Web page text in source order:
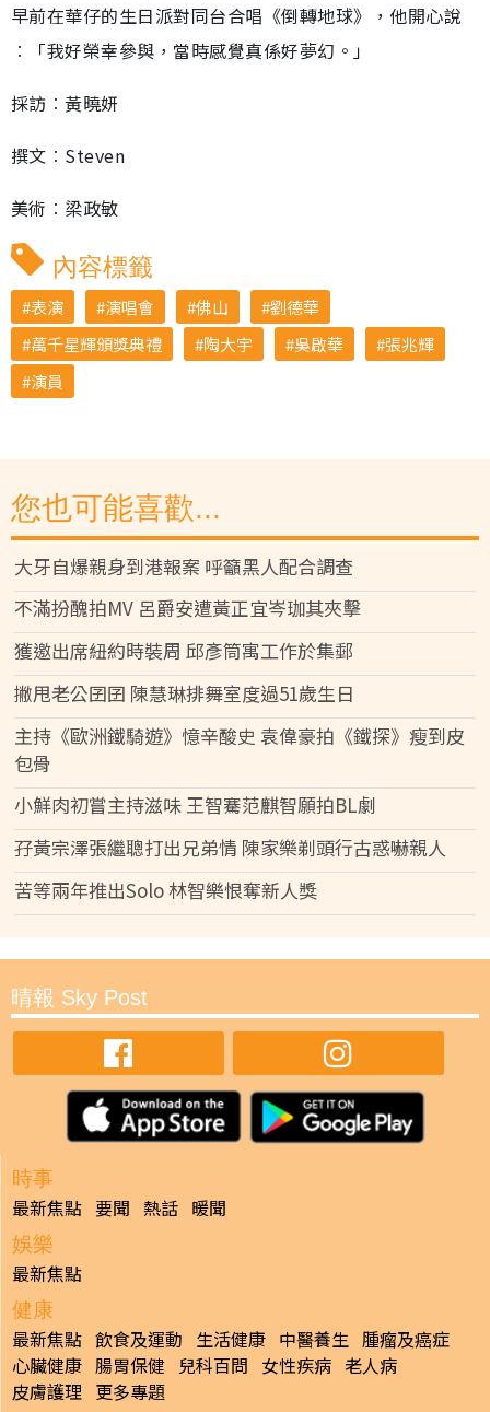
早前在華仔的生日派對同台合唱《倒轉地球》，他開心說
︰「我好榮幸參與，當時感覺真係好夢幻。」
採訪︰黃曉妍
撰文︰Steven
美術︰梁政敏
內容標籤
表演 演唱會 佛山
劉德華
萬千星輝頒獎典禮
陶大宇 吳啟華
張兆輝
演員
您也可能喜歡...
大牙自爆親身到港報案 呼籲黑人配合調查
不滿扮醜拍MV 呂爵安遭黃正宜岑珈其夾擊
獲邀出席紐約時裝周 邱彥筒寓工作於集郵
撇甩老公囝囝 陳慧琳排舞室度過51歲生日
主持《歐洲鐵騎遊》憶辛酸史 袁偉豪拍《鐵探》瘦到皮
包骨
小鮮肉初嘗主持滋味 王智騫范麒智願拍BL劇
孖黃宗澤張繼聰打出兄弟情 陳家樂剃頭行古惑嚇親人
苦等兩年推出Solo 林智樂恨奪新人獎
晴報 Sky Post
時事
最新焦點 要聞 熱話 暖聞
娛樂
最新焦點
健康
最新焦點 飲食及運動 生活健康 中醫養生 腫瘤及癌症
心臟健康 腸胃保健 兒科百問 女性疾病 老人病
皮膚護理 更多專題